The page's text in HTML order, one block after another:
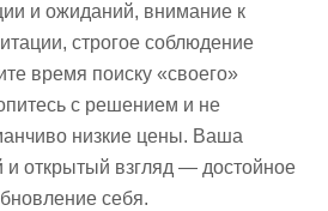
и ожиданий, внимание к
строгое соблюдение
время поиску «своего»
с решением и не
низкие цены. Ваша
и открытый взгляд — достойное
себя.